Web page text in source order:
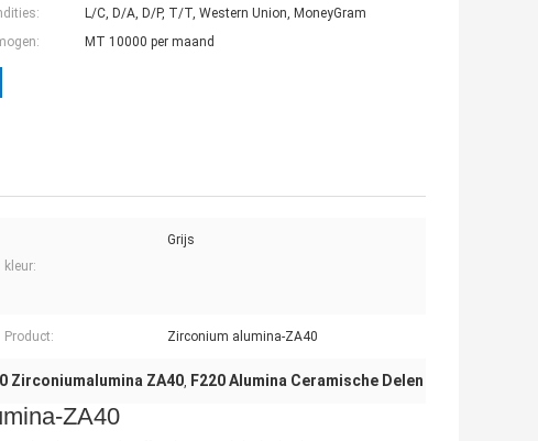
L/C, D/A, D/P, T/T, Western Union, MoneyGram
MT 10000 per maand
kleur:
Grijs
Product: Zirconium alumina-ZA40
Zirconiumalumina ZA40, F220 Alumina Ceramische Delen
ZA40